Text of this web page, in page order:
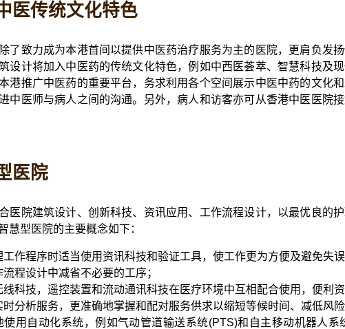
医传统文化特色
了致力成为本港首间以提供中医药治疗服务为主的医院，更肩负发
设计将加入中医药的传统文化特色，例如中西医荟萃、智慧科技及
港推广中医药的重要平台，务求利用各个空间展示中医中药的文化
中医师与病人之间的沟通。另外，病人和访客亦可从香港中医医院
医院
医院建筑设计、创新科技、资讯应用、工作流程设计，以最优良的
慧型医院的主要概念如下：
工作程序时适当使用资讯科技和验证工具，使工作更为方便及避免失误
程设计中减省不必要的工序；
线科技，遥控装置和流动通讯科技在医疗环境中互相配合使用，便利资
时分析服务，更准确地掌握和配对服务供求以缩短等候时间、减低风
使用自动化系统，例如气动管道输送系统(PTS)和自主移动机器人